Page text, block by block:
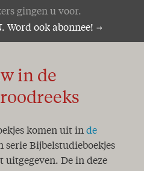
gingen u voor.
Word ook abonnee!
in de
komen uit in de
serie Bijbelstudieboekjes
uitgegeven. De in deze